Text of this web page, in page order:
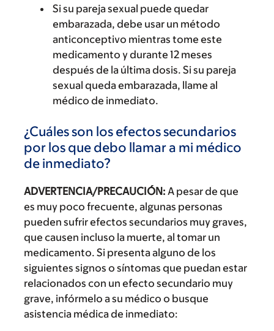
Si su pareja sexual puede quedar
embarazada, debe usar un método
anticonceptivo mientras tome este
medicamento y durante 12 meses
después de la última dosis. Si su pareja
sexual queda embarazada, llame al
médico de inmediato.
¿Cuáles son los efectos secundarios
por los que debo llamar a mi médico
de inmediato?
ADVERTENCIA/PRECAUCIÓN: A pesar de que
es muy poco frecuente, algunas personas
pueden sufrir efectos secundarios muy graves,
que causen incluso la muerte, al tomar un
medicamento. Si presenta alguno de los
siguientes signos o síntomas que puedan estar
relacionados con un efecto secundario muy
grave, infórmelo a su médico o busque
asistencia médica de inmediato: